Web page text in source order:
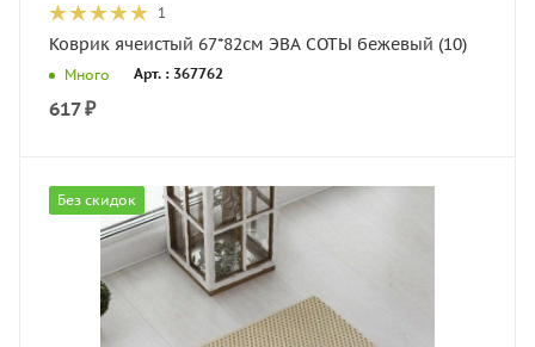
1
Коврик ячеистый 67*82см ЭВА СОТЫ бежевый (10)
Много Арт. : 367762
617₽
Без скидок